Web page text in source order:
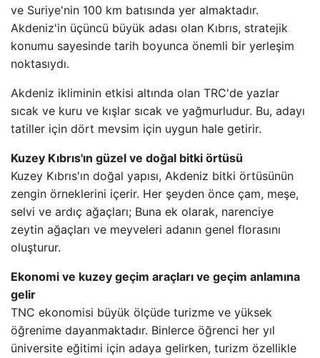
ve Suriye'nin 100 km batısında yer almaktadır.
Akdeniz'in üçüncü büyük adası olan Kıbrıs, stratejik
konumu sayesinde tarih boyunca önemli bir yerleşim
noktasıydı.
Akdeniz ikliminin etkisi altında olan TRC'de yazlar
sıcak ve kuru ve kışlar sıcak ve yağmurludur. Bu, adayı
tatiller için dört mevsim için uygun hale getirir.
Kuzey Kıbrıs'ın güzel ve doğal bitki örtüsü
Kuzey Kıbrıs'ın doğal yapısı, Akdeniz bitki örtüsünün
zengin örneklerini içerir. Her şeyden önce çam, meşe,
selvi ve ardıç ağaçları; Buna ek olarak, narenciye
zeytin ağaçları ve meyveleri adanın genel florasını
oluşturur.
Ekonomi ve kuzey geçim araçları ve geçim anlamına
gelir
TNC ekonomisi büyük ölçüde turizme ve yüksek
öğrenime dayanmaktadır. Binlerce öğrenci her yıl
üniversite eğitimi için adaya gelirken, turizm özellikle